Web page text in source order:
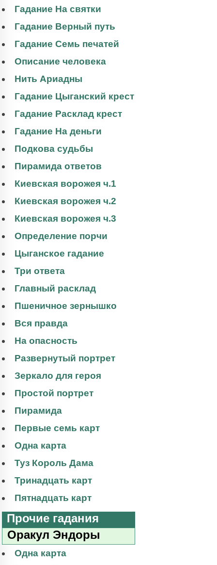
Гадание На святки
Гадание Верный путь
Гадание Семь печатей
Описание человека
Нить Ариадны
Гадание Цыганский крест
Гадание Расклад крест
Гадание На деньги
Подкова судьбы
Пирамида ответов
Киевская ворожея ч.1
Киевская ворожея ч.2
Киевская ворожея ч.3
Определение порчи
Цыганское гадание
Три ответа
Главный расклад
Пшеничное зернышко
Вся правда
На опасность
Развернутый портрет
Зеркало для героя
Простой портрет
Пирамида
Первые семь карт
Одна карта
Туз Король Дама
Тринадцать карт
Пятнадцать карт
Прочие гадания
Оракул Эндоры
Одна карта